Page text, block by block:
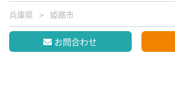
兵庫県 姫路市
お問合わせ